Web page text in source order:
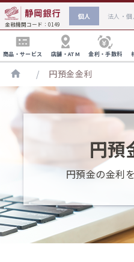
金融機関コード：0149
個人 法人・
商品・サービス 店舗・ATM 金利・手数料
口座開設
クレジットカード
NISA・投資信託
店舗・ATM検索
しずぎんインタ
しずぎん相談ラ
各種手数料
ATM手数料
インターネット支店の
住宅ローン相談会
資産運用・相続対
外国為替に関する
通常店舗
お手続き
インター
お手続き
/ 円預金金利
円預
円預金の金利